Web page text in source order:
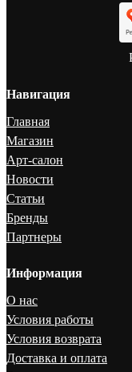
Навигация
Главная
Магазин
Арт-салон
Новости
Статьи
Бренды
Партнеры
Информация
О нас
Условия работы
Условия возврата
Доставка и оплата